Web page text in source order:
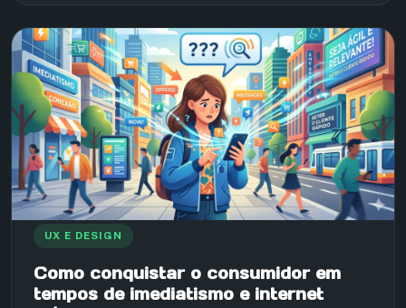
UX E DESIGN
Como conquistar o consumidor em
tempos de imediatismo e internet